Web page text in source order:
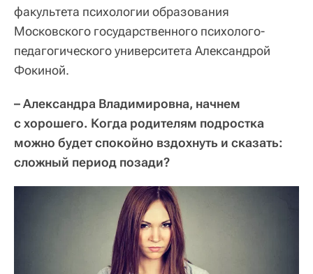
факультета психологии образования
Московского государственного психолого-
педагогического университета Александрой
Фокиной.
– Александра Владимировна, начнем
с хорошего. Когда родителям подростка
можно будет спокойно вздохнуть и сказать:
сложный период позади?